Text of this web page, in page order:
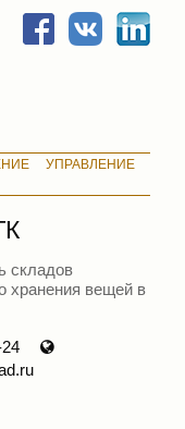
УПРАВЛЕНИЕ
складов
хранения вещей в